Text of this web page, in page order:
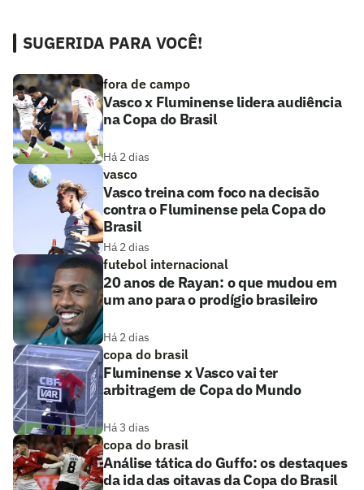
SUGERIDA PARA VOCÊ!
fora de campo
Vasco x Fluminense lidera audiência
na Copa do Brasil
Há 2 dias
vasco
Vasco treina com foco na decisão
contra o Fluminense pela Copa do
Brasil
Há 2 dias
futebol internacional
20 anos de Rayan: o que mudou em
um ano para o prodígio brasileiro
Há 2 dias
copa do brasil
Fluminense x Vasco vai ter
arbitragem de Copa do Mundo
Há 3 dias
copa do brasil
Análise tática do Guffo: os destaques
da ida das oitavas da Copa do Brasil